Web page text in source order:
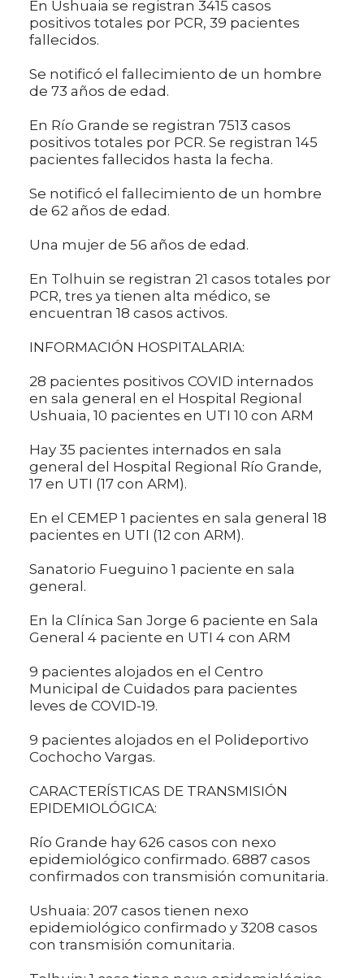
En Ushuaia se registran 3415 casos
positivos totales por PCR, 39 pacientes
fallecidos.
Se notificó el fallecimiento de un hombre
de 73 años de edad.
En Río Grande se registran 7513 casos
positivos totales por PCR. Se registran 145
pacientes fallecidos hasta la fecha.
Se notificó el fallecimiento de un hombre
de 62 años de edad.
Una mujer de 56 años de edad.
En Tolhuin se registran 21 casos totales por
PCR, tres ya tienen alta médico, se
encuentran 18 casos activos.
INFORMACIÓN HOSPITALARIA:
28 pacientes positivos COVID internados
en sala general en el Hospital Regional
Ushuaia, 10 pacientes en UTI 10 con ARM
Hay 35 pacientes internados en sala
general del Hospital Regional Río Grande,
17 en UTI (17 con ARM).
En el CEMEP 1 pacientes en sala general 18
pacientes en UTI (12 con ARM).
Sanatorio Fueguino 1 paciente en sala
general.
En la Clínica San Jorge 6 paciente en Sala
General 4 paciente en UTI 4 con ARM
9 pacientes alojados en el Centro
Municipal de Cuidados para pacientes
leves de COVID-19.
9 pacientes alojados en el Polideportivo
Cochocho Vargas.
CARACTERÍSTICAS DE TRANSMISIÓN
EPIDEMIOLÓGICA:
Río Grande hay 626 casos con nexo
epidemiológico confirmado. 6887 casos
confirmados con transmisión comunitaria.
Ushuaia: 207 casos tienen nexo
epidemiológico confirmado y 3208 casos
con transmisión comunitaria.